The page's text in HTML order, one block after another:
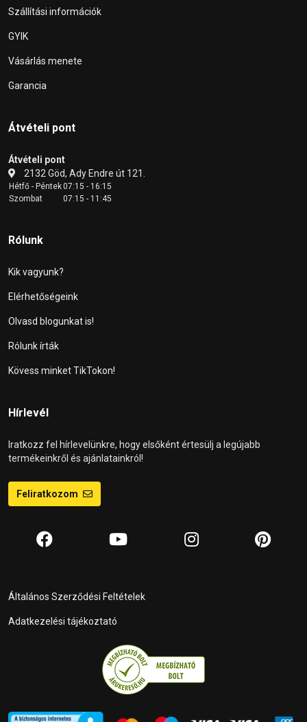
Szállítási információk
GYIK
Vásárlás menete
Garancia
Átvételi pont
Átvételi pont
2132 Göd, Ady Endre út 121.
Hétfő - Péntek07:15 - 16:15
Szombat
07:15 - 11:45
Rólunk
Kik vagyunk?
Elérhetőségeink
Olvasd blogunkat is!
Rólunk írták
Kövess minket TikTokon!
Hírlevél
Iratkozz fel hírlevelünkre, hogy elsőként értesülj a legújabb
termékeinkről és ajánlatainkról!
Feliratkozom
Általános Szerződési Feltételek
Adatkezelési tájékoztató